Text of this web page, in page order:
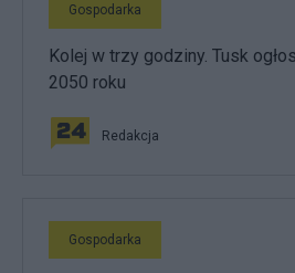
Gospodarka
Kolej w trzy godziny. Tusk
2050 roku
Redakcja
Gospodarka